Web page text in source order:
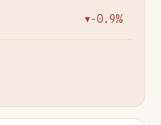
▼-0.9%